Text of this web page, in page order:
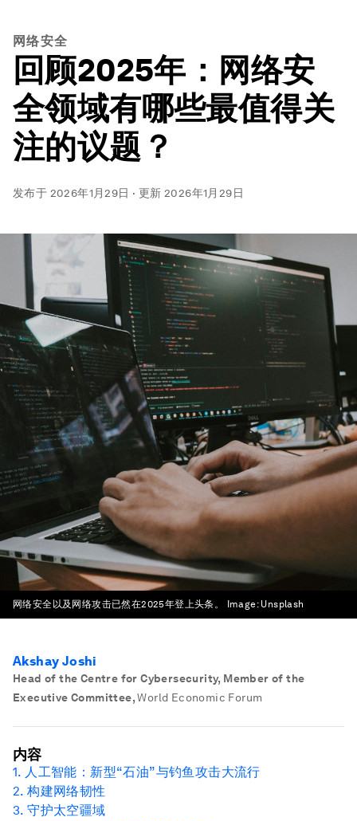
网络安全
回顾2025年：网络安
全领域有哪些最值得关
注的议题？
发布于 2026年1月29日 · 更新2026年1月29日
网络安全以及网络攻击已然在2025年登上头条。 Image: Unsplash
Akshay Joshi
Head of the Centre for Cybersecurity, Member of the
Executive Committee, World Economic Forum
内容
1. 人工智能：新型“石油”与钓鱼攻击大流行
2. 构建网络韧性
3. 守护太空疆域